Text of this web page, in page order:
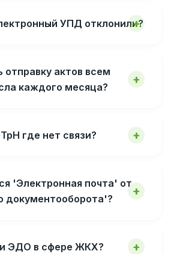
УПД отклонили?
отправку актов всем
каждого месяца?
где нет связи?
'Электронная почта' от
документооборота'?
ЭДО в сфере ЖКХ?